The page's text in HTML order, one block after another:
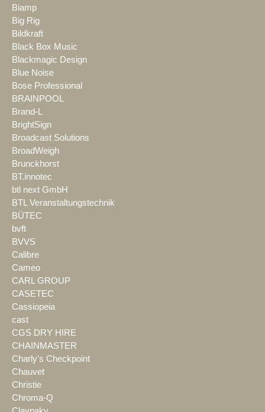
Biamp
Big Rig
Bildkraft
Black Box Music
Blackmagic Design
Blue Noise
Bose Professional
BRAINPOOL
Brand-L
BrightSign
Broadcast Solutions
BroadWeigh
Brunckhorst
BT.innotec
btl next GmbH
BTL Veranstaltungstechnik
BÜTEC
bvft
BVVS
Calibre
Cameo
CARL GROUP
CASETEC
Cassiopeia
cast
CGS DRY HIRE
CHAINMASTER
Charly's Checkpoint
Chauvet
Christie
Chroma-Q